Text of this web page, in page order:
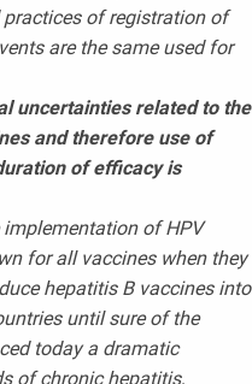
of registration of
are the same used for
uncertainties related to the
and therefore use of
of efficacy is
implementation of HPV
for all vaccines when they
hepatitis B vaccines into
until sure of the
today a dramatic
of chronic hepatitis,